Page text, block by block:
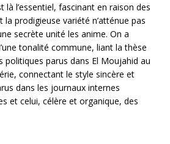
là l’essentiel, fascinant en raison des
prodigieuse variété n’atténue pas
secrète unité les anime. On a
tonalité commune, liant la thèse
politiques parus dans El Moujahid au
connectant le style sincère et
dans les journaux internes
et celui, célère et organique, des